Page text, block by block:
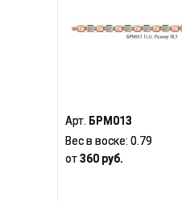
Арт. БРМ013
Вес в воске: 0.79
от360 руб.